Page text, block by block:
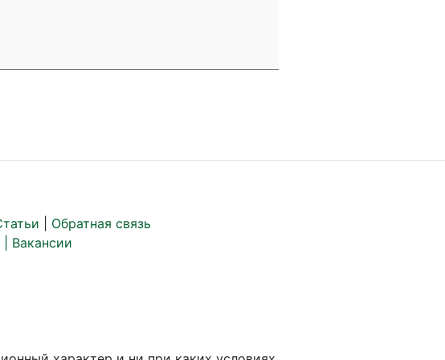
Обратная связь
Вакансии